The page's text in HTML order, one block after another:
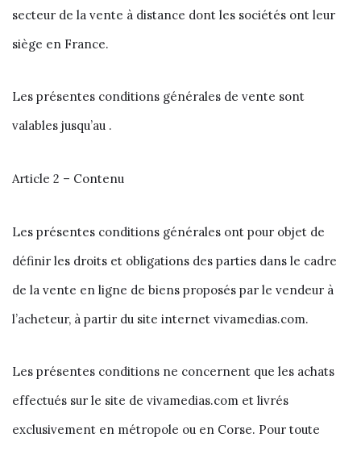
secteur de la vente à distance dont les sociétés ont leur
siège en France.
Les présentes conditions générales de vente sont
valables jusqu’au .
Article 2 – Contenu
Les présentes conditions générales ont pour objet de
définir les droits et obligations des parties dans le cadre
de la vente en ligne de biens proposés par le vendeur à
l’acheteur, à partir du site internet vivamedias.com.
Les présentes conditions ne concernent que les achats
effectués sur le site de vivamedias.com et livrés
exclusivement en métropole ou en Corse. Pour toute